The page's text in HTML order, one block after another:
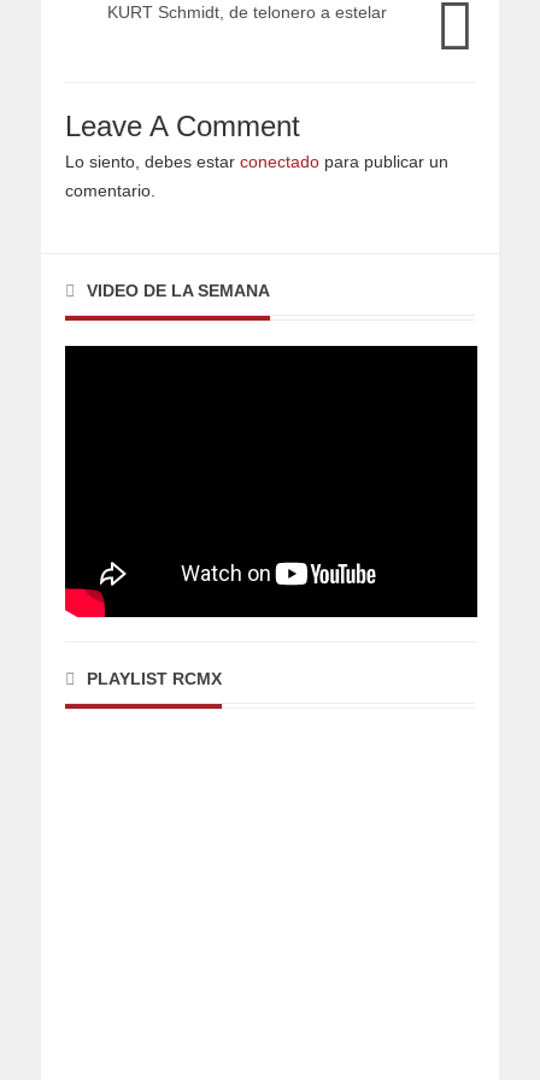
KURT Schmidt, de telonero a estelar
Leave A Comment
Lo siento, debes estar conectado para publicar un
comentario.
VIDEO DE LA SEMANA
PLAYLIST RCMX